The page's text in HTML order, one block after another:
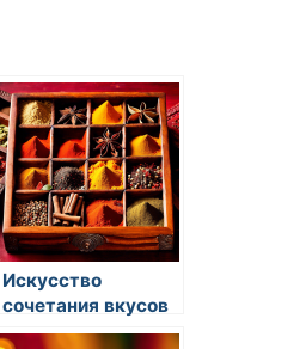
Искусство
сочетания вкусов
в одном блюде